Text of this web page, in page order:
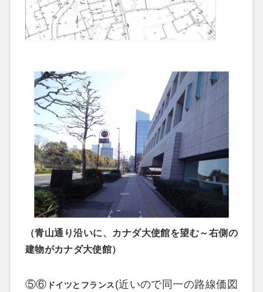
（青山通り沿いに、カナダ大使館を望む～右側の
建物がカナダ大使館）
⑤⑥ ドイツとフランス(近いので同一の路線価図